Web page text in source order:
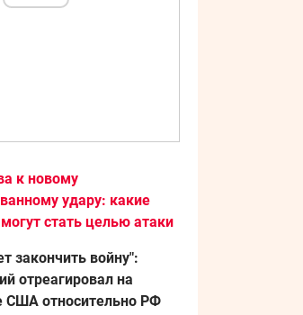
к новому
удару: какие
стать целью атаки
закончить войну":
отреагировал на
США относительно РФ